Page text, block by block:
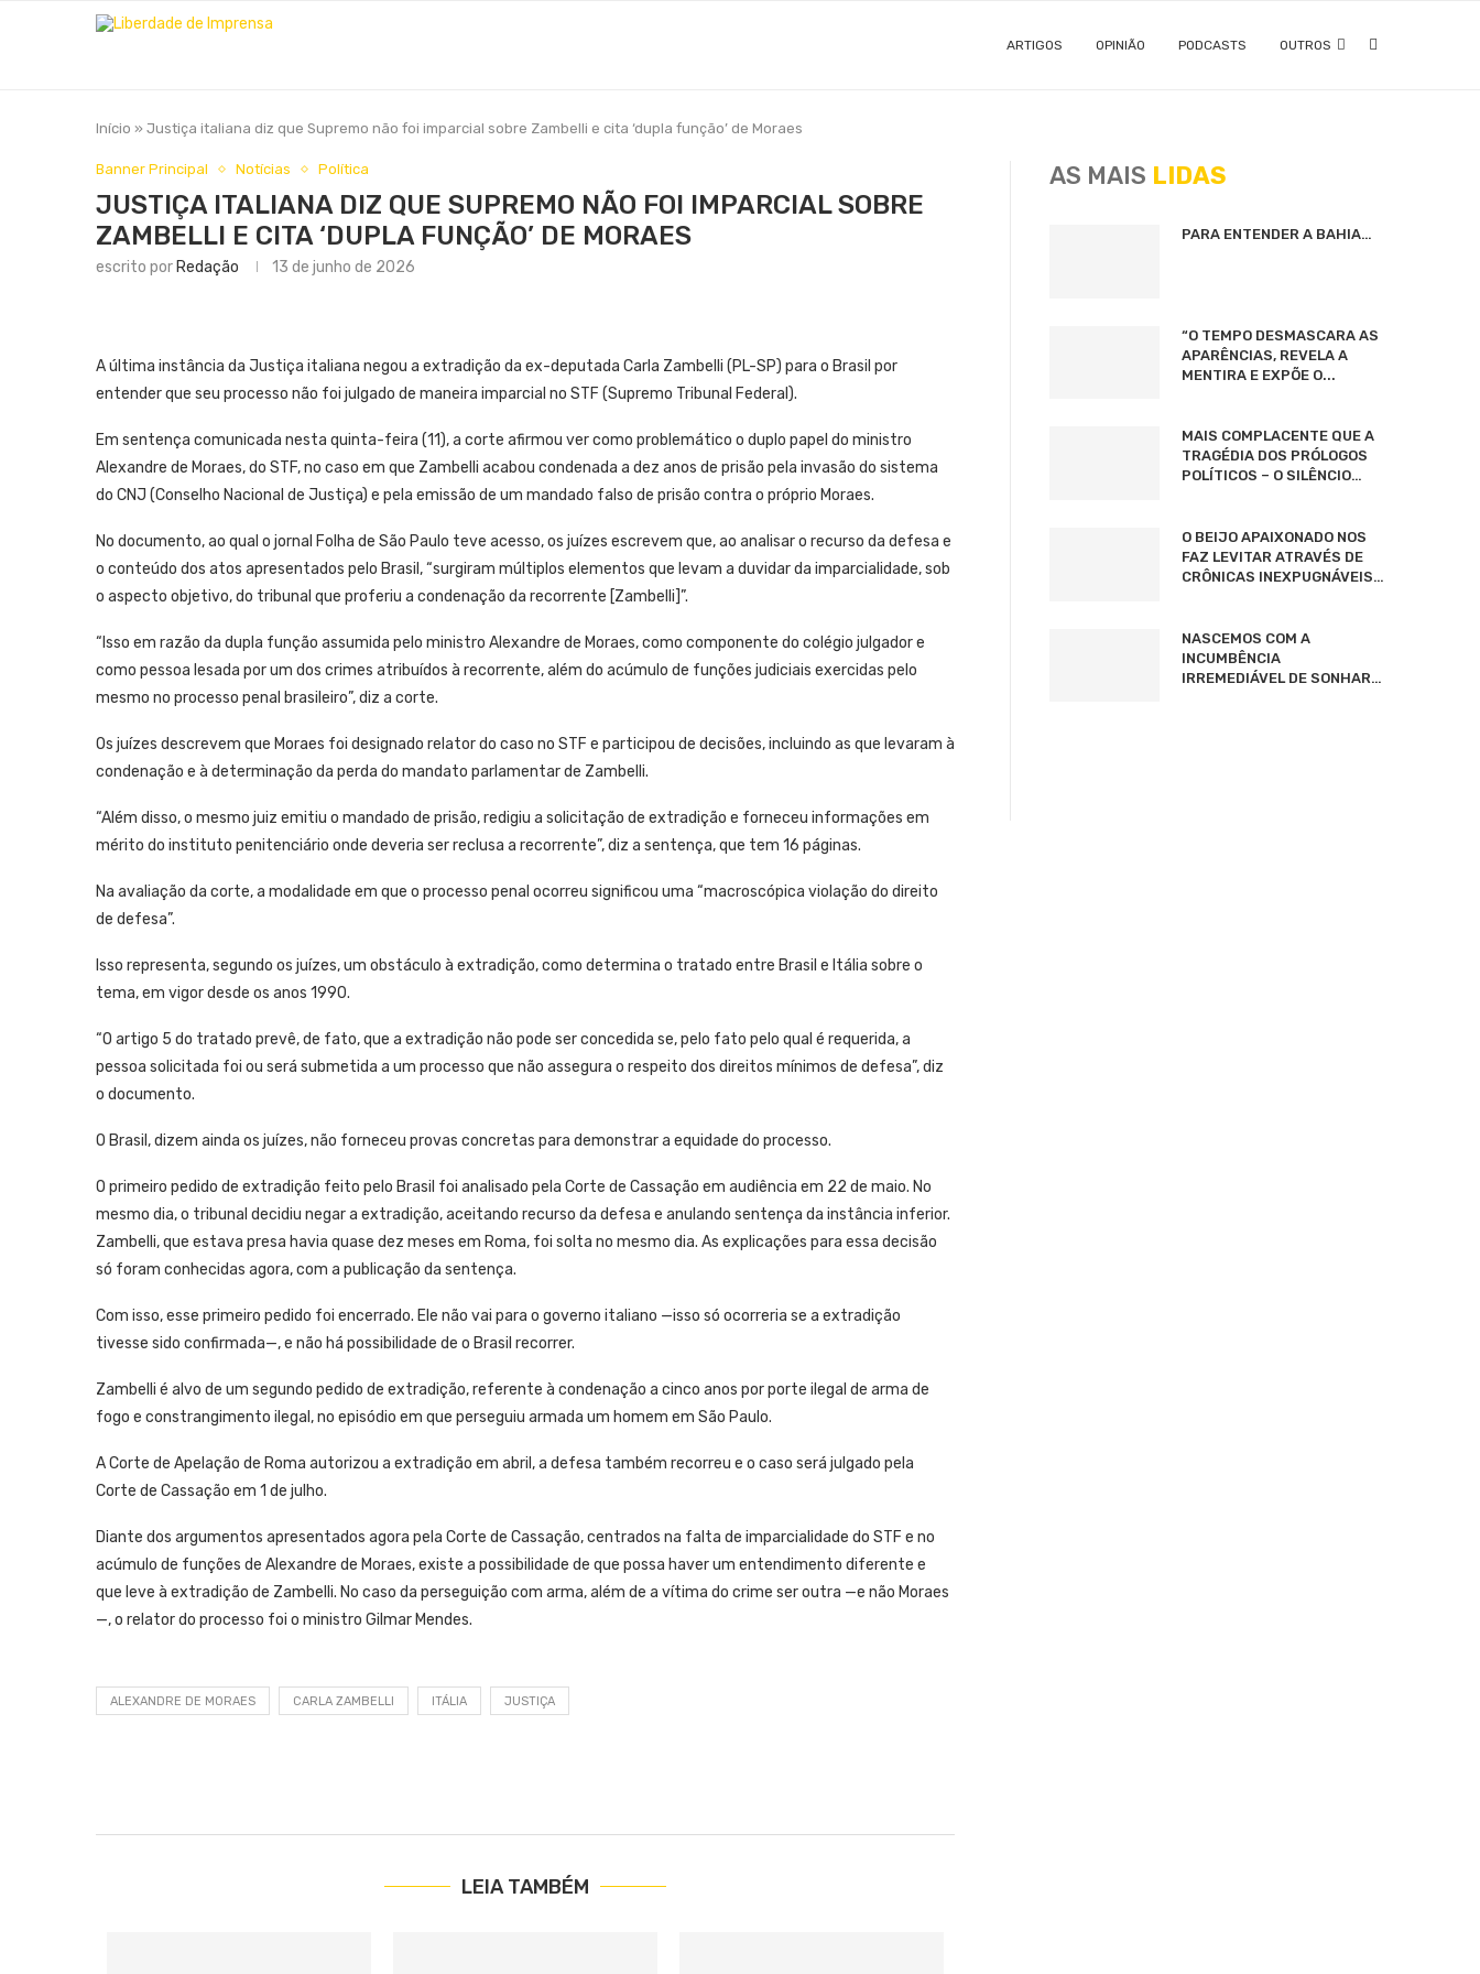
ARTIGOS OPINIÃO PODCASTS OUTROS
Início » Justiça italiana diz que Supremo não foi imparcial sobre Zambelli e cita ‘dupla função’ de Moraes
Banner Principal Notícias Política
JUSTIÇA ITALIANA DIZ QUE SUPREMO NÃO FOI IMPARCIAL SOBRE
ZAMBELLI E CITA ‘DUPLA FUNÇÃO’ DE MORAES
escrito por Redação 13 de junho de 2026
A última instância da Justiça italiana negou a extradição da ex-deputada Carla Zambelli (PL-SP) para o Brasil por
entender que seu processo não foi julgado de maneira imparcial no STF (Supremo Tribunal Federal).
Em sentença comunicada nesta quinta-feira (11), a corte afirmou ver como problemático o duplo papel do ministro
Alexandre de Moraes, do STF, no caso em que Zambelli acabou condenada a dez anos de prisão pela invasão do sistema
do CNJ (Conselho Nacional de Justiça) e pela emissão de um mandado falso de prisão contra o próprio Moraes.
No documento, ao qual o jornal Folha de São Paulo teve acesso, os juízes escrevem que, ao analisar o recurso da defesa e
o conteúdo dos atos apresentados pelo Brasil, “surgiram múltiplos elementos que levam a duvidar da imparcialidade, sob
o aspecto objetivo, do tribunal que proferiu a condenação da recorrente [Zambelli]”.
“Isso em razão da dupla função assumida pelo ministro Alexandre de Moraes, como componente do colégio julgador e
como pessoa lesada por um dos crimes atribuídos à recorrente, além do acúmulo de funções judiciais exercidas pelo
mesmo no processo penal brasileiro”, diz a corte.
Os juízes descrevem que Moraes foi designado relator do caso no STF e participou de decisões, incluindo as que levaram à
condenação e à determinação da perda do mandato parlamentar de Zambelli.
“Além disso, o mesmo juiz emitiu o mandado de prisão, redigiu a solicitação de extradição e forneceu informações em
mérito do instituto penitenciário onde deveria ser reclusa a recorrente”, diz a sentença, que tem 16 páginas.
Na avaliação da corte, a modalidade em que o processo penal ocorreu significou uma “macroscópica violação do direito
de defesa”.
Isso representa, segundo os juízes, um obstáculo à extradição, como determina o tratado entre Brasil e Itália sobre o
tema, em vigor desde os anos 1990.
“O artigo 5 do tratado prevê, de fato, que a extradição não pode ser concedida se, pelo fato pelo qual é requerida, a
pessoa solicitada foi ou será submetida a um processo que não assegura o respeito dos direitos mínimos de defesa”, diz
o documento.
O Brasil, dizem ainda os juízes, não forneceu provas concretas para demonstrar a equidade do processo.
O primeiro pedido de extradição feito pelo Brasil foi analisado pela Corte de Cassação em audiência em 22 de maio. No
mesmo dia, o tribunal decidiu negar a extradição, aceitando recurso da defesa e anulando sentença da instância inferior.
Zambelli, que estava presa havia quase dez meses em Roma, foi solta no mesmo dia. As explicações para essa decisão
só foram conhecidas agora, com a publicação da sentença.
Com isso, esse primeiro pedido foi encerrado. Ele não vai para o governo italiano —isso só ocorreria se a extradição
tivesse sido confirmada—, e não há possibilidade de o Brasil recorrer.
Zambelli é alvo de um segundo pedido de extradição, referente à condenação a cinco anos por porte ilegal de arma de
fogo e constrangimento ilegal, no episódio em que perseguiu armada um homem em São Paulo.
A Corte de Apelação de Roma autorizou a extradição em abril, a defesa também recorreu e o caso será julgado pela
Corte de Cassação em 1 de julho.
Diante dos argumentos apresentados agora pela Corte de Cassação, centrados na falta de imparcialidade do STF e no
acúmulo de funções de Alexandre de Moraes, existe a possibilidade de que possa haver um entendimento diferente e
que leve à extradição de Zambelli. No caso da perseguição com arma, além de a vítima do crime ser outra —e não Moraes
—, o relator do processo foi o ministro Gilmar Mendes.
ALEXANDRE DE MORAES CARLA ZAMBELLI ITÁLIA JUSTIÇA
LEIA TAMBÉM
AS MAIS LIDAS
PARA ENTENDER A BAHIA…
“O TEMPO DESMASCARA AS
APARÊNCIAS, REVELA A
MENTIRA E EXPÕE O...
MAIS COMPLACENTE QUE A
TRAGÉDIA DOS PRÓLOGOS
POLÍTICOS – O SILÊNCIO…
O BEIJO APAIXONADO NOS
FAZ LEVITAR ATRAVÉS DE
CRÔNICAS INEXPUGNÁVEIS…
NASCEMOS COM A
INCUMBÊNCIA
IRREMEDIÁVEL DE SONHAR…